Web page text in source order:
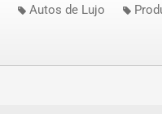
Autos de Lujo